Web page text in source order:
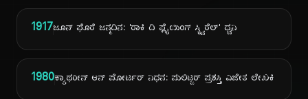
1917ಜೂನ್ ಫೊರೆ ಜನ್ಮದಿನ: 'ರಾಕಿ ದಿ ಫ್ಲೈಯಿಂಗ್ ಸ್ಕ್ವಿರೆಲ್' ಧ್ವನಿ
1980ಕ್ಯಾಥರೀನ್ ಆನ್ ಪೋರ್ಟರ್ ನಿಧನ: ಪುಲಿಟ್ಜರ್ ಪ್ರಶಸ್ತಿ ವಿಜೇತ ಲೇಖಕಿ